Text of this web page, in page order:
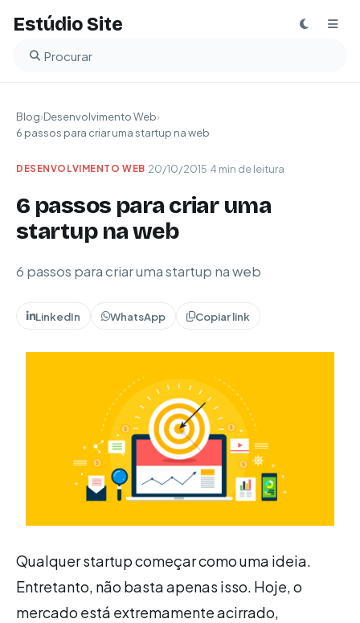
Estúdio Site
Buscar no blog
Blog›Desenvolvimento Web›
6 passos para criar uma startup na web
DESENVOLVIMENTO WEB·20/10/2015·4 min de leitura
6 passos para criar uma
startup na web
6 passos para criar uma startup na web
LinkedIn WhatsApp Copiar link
Qualquer startup começar como uma ideia.
Entretanto, não basta apenas isso. Hoje, o
mercado está extremamente acirrado,